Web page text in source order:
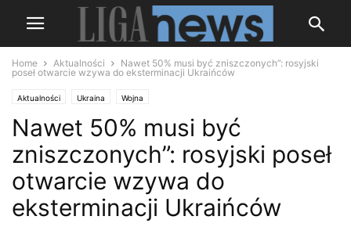
Home Aktualności
Nawet 50% musi być zniszczonych”: rosyjski
poseł otwarcie wzywa do eksterminacji Ukraińców
Aktualności Ukraina Wojna
Nawet 50% musi być
zniszczonych”: rosyjski poseł
otwarcie wzywa do
eksterminacji Ukraińców